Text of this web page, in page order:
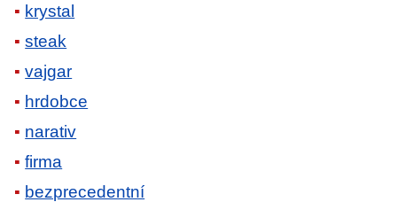
krystal
steak
vajgar
hrdobce
narativ
firma
bezprecedentní